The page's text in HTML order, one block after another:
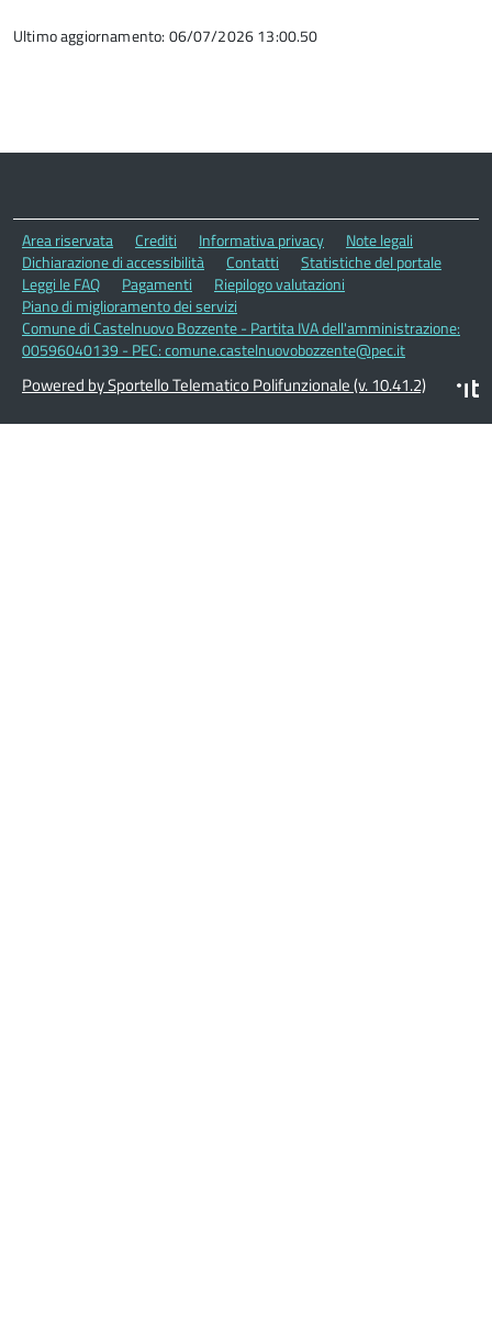
Ultimo aggiornamento: 06/07/2026 13:00.50
Area riservata Crediti Informativa privacy
Note legali
Dichiarazione di accessibilità
Contatti
Statistiche del portale
Leggi le FAQ
Pagamenti
Riepilogo valutazioni
Piano di miglioramento dei servizi
Comune di Castelnuovo Bozzente - Partita IVA dell'amministrazione:
00596040139 - PEC: comune.castelnuovobozzente@pec.it
Powered by Sportello Telematico Polifunzionale (v. 10.41.2)